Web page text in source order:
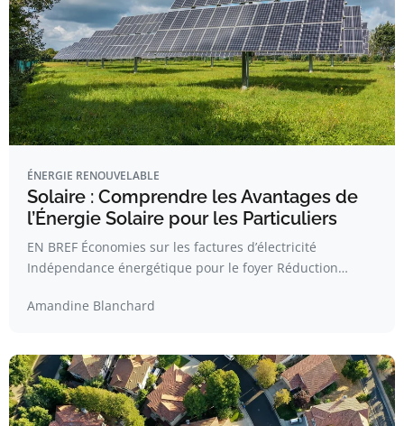
ÉNERGIE RENOUVELABLE
Solaire : Comprendre les Avantages de
l’Énergie Solaire pour les Particuliers
EN BREF Économies sur les factures d’électricité
Indépendance énergétique pour le foyer Réduction…
Amandine Blanchard